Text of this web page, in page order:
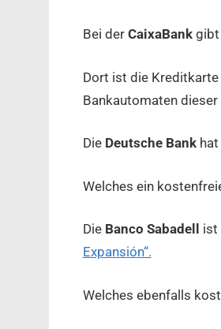
Bei der CaixaBank gibt
Dort ist die Kreditkarte
Bankautomaten
Die Deutsche Bank hat
Welches ein
Die Banco Sabadell ist
Expansión“.
Welches ebenfalls